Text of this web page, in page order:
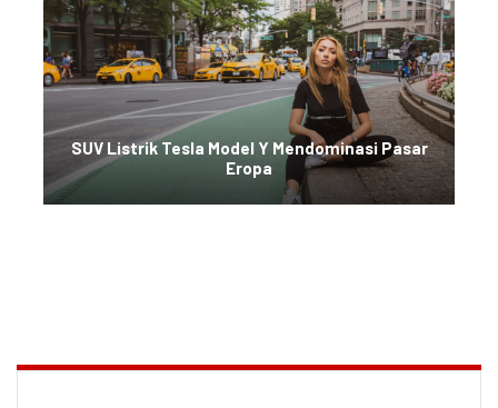
SUV Listrik Tesla Model Y Mendominasi Pasar
Eropa